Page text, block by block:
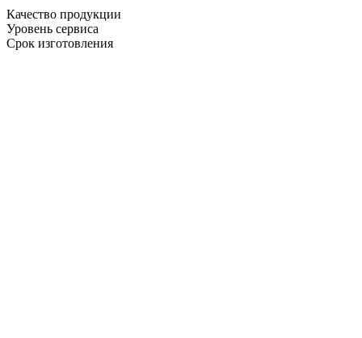
Качество продукции
Уровень сервиса
Срок изготовления